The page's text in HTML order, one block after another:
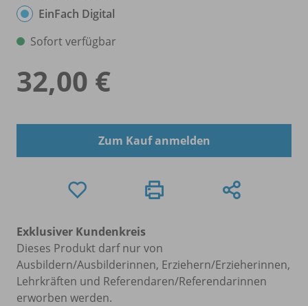
EinFach Digital
Sofort verfügbar
32,00 €
Zum Kauf anmelden
Exklusiver Kundenkreis
Dieses Produkt darf nur von
Ausbildern/Ausbilderinnen, Erziehern/Erzieherinnen,
Lehrkräften und Referendaren/Referendarinnen
erworben werden.